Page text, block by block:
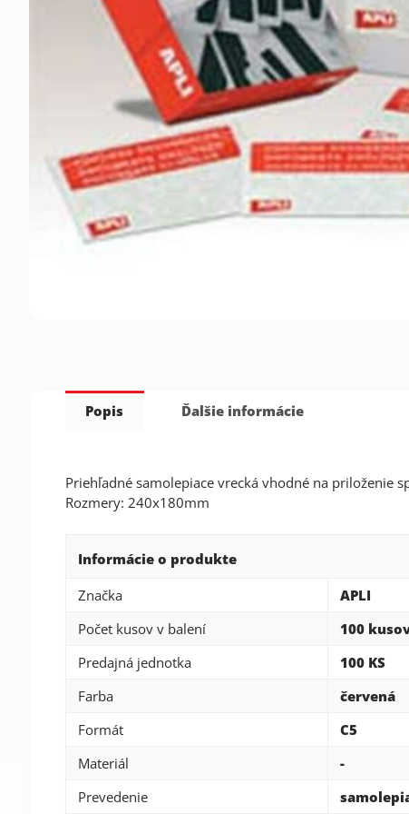
Popis Ďalšie informácie
Priehľadné samolepiace vrecká vhodné na priloženie
Rozmery: 240x180mm
Informácie o produkte
Značka
APLI
Počet kusov v balení
100
Predajná jednotka
100 KS
Farba
červená
Formát
C5
Materiál
-
Prevedenie